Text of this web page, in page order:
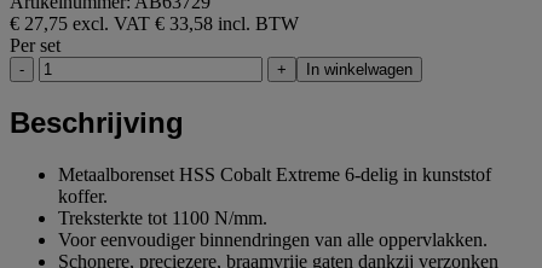
€ 27,75 excl. VAT € 33,58 incl. BTW
Per set
- + In winkelwagen
Beschrijving
Metaalborenset HSS Cobalt Extreme 6-delig in kunststof
koffer.
Treksterkte tot 1100 N/mm.
Voor eenvoudiger binnendringen van alle oppervlakken.
Schonere, preciezere, braamvrije gaten dankzij verzonken